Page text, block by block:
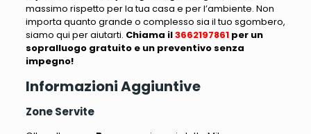
massimo rispetto per la tua casa e per l’ambiente. Non
importa quanto grande o complesso sia il tuo sgombero,
siamo qui per aiutarti. Chiama il3662197861per un
sopralluogo gratuito e un preventivo senza
impegno!
Informazioni Aggiuntive
Zone Servite